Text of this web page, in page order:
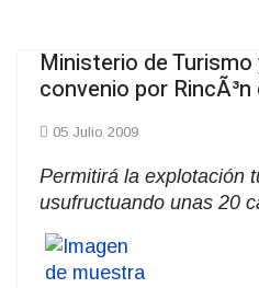
Ministerio de Turismo
convenio por
05 Julio 2009
Permitirá la explotación
usufructuando unas 20